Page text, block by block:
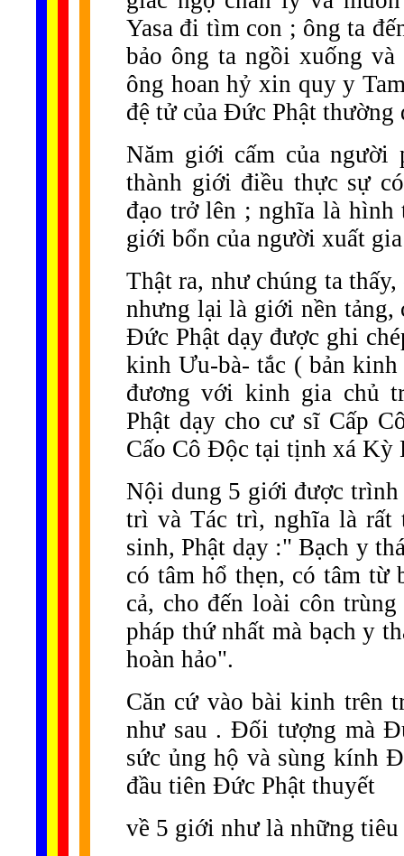
Yasa đi tìm con ; ông ta
bảo ông ta ngồi xuống
ông hoan hỷ xin quy y
đệ tử của Đức Phật thường
Năm giới cấm của
thành giới điều thực sự
đạo trở lên ; nghĩa là hình
giới bổn của người xuất
Thật ra, như chúng ta
nhưng lại là giới nền tảng,
Đức Phật dạy được ghi
kinh Ưu-bà- tắc ( bản kinh
đương với kinh gia chủ
Phật dạy cho cư sĩ Cấp
Cấo Cô Độc tại tịnh xá Kỳ
Nội dung 5 giới được trình
trì và Tác trì, nghĩa là
sinh, Phật dạy :" Bạch y
có tâm hổ thẹn, có tâm
cả, cho đến loài côn
pháp thứ nhất mà bạch y
hoàn hảo".
Căn cứ vào bài kinh trên
như sau . Đối tượng mà
sức ủng hộ và sùng kính
đầu tiên Đức Phật thuyết
về 5 giới như là những